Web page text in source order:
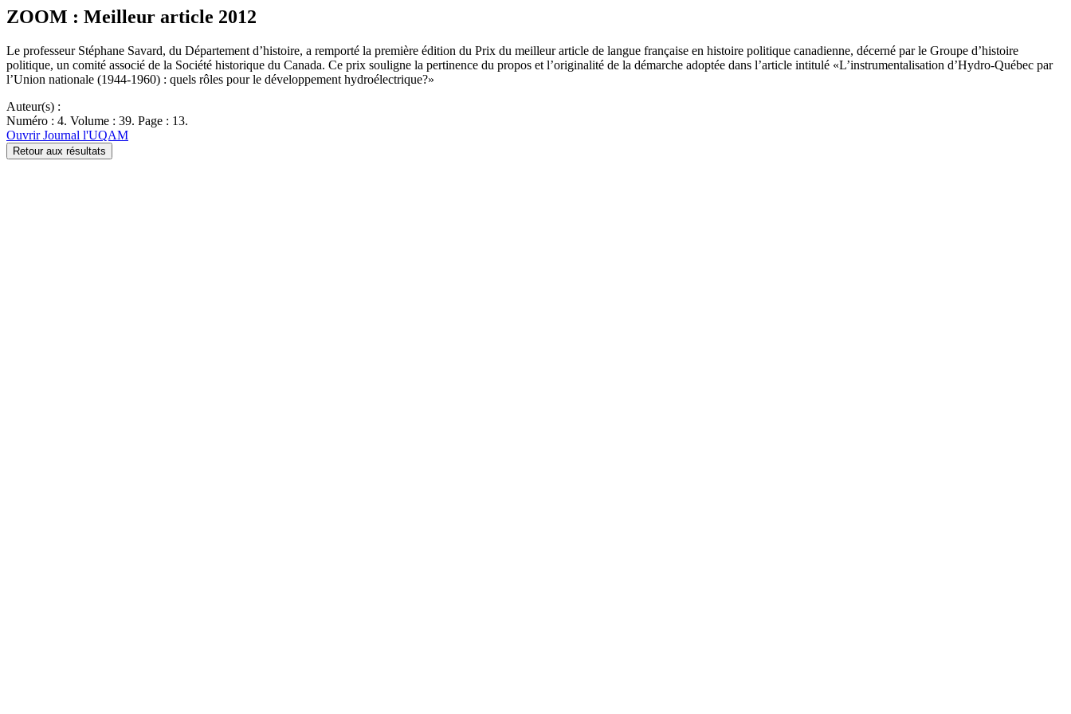
ZOOM : Meilleur article 2012
Le professeur Stéphane Savard, du Département d’histoire, a remporté la première édition du Prix du meilleur article de langue française en histoire politique canadienne, décerné par le Groupe d’histoire
politique, un comité associé de la Société historique du Canada. Ce prix souligne la pertinence du propos et l’originalité de la démarche adoptée dans l’article intitulé «L’instrumentalisation d’Hydro-Québec par
l’Union nationale (1944-1960) : quels rôles pour le développement hydroélectrique?»
Auteur(s) :
Numéro : 4. Volume : 39. Page : 13.
Ouvrir Journal l'UQAM
Retour aux résultats